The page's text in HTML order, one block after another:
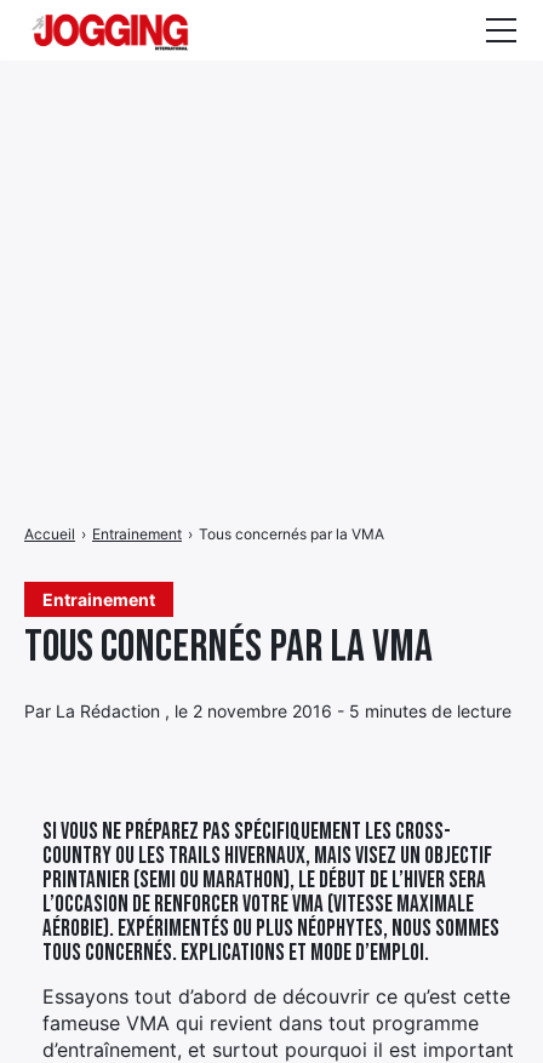
Entrainement
Tous concernés par la VMA
Par La Rédaction , le 2 novembre 2016 - 5 minutes de lecture
Accueil › Entrainement › Tous concernés par la VMA
Si vous ne préparez pas spécifiquement les cross-
country ou les trails hivernaux, mais visez un objectif
printanier (semi ou marathon), le début de l’hiver sera
l’occasion de renforcer votre VMA (Vitesse Maximale
Aérobie). Expérimentés ou plus néophytes, nous sommes
tous concernés. Explications et mode d’emploi.
Essayons tout d’abord de découvrir ce qu’est cette
fameuse VMA qui revient dans tout programme
d’entraînement, et surtout pourquoi il est important
menu
de
menumenu